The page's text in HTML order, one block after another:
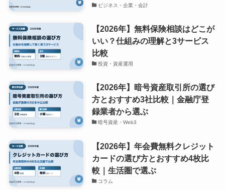
ビジネス・企業・会計
【2026年】無料保険相談はどこが
いい？仕組みの理解と3サービス
比較
投資・資産運用
【2026年】暗号資産取引所の選び
方とおすすめ3社比較｜金融庁登
録業者から選ぶ
暗号資産・Web3
【2026年】年会費無料クレジット
カードの選び方とおすすめ4枚比
較｜生活圏で選ぶ
コラム